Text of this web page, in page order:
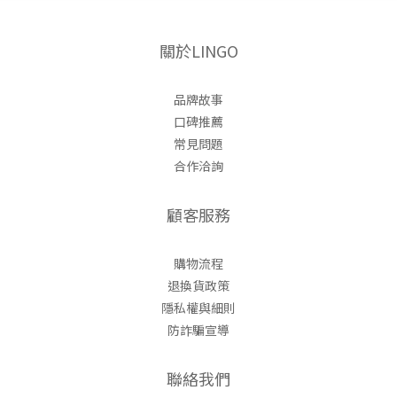
關於LINGO
品牌故事
口碑推薦
常見問題
合作洽詢
顧客服務
購物流程
退換貨政策
隱私權與細則
防詐騙宣導
聯絡我們